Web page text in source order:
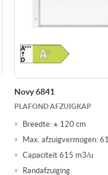
Novy 6841
PLAFOND AFZUIGKAP
Breedte: ± 120 cm
Max. afzuigvermogen:
Capaciteit 615 m3/u
Randafzuiging